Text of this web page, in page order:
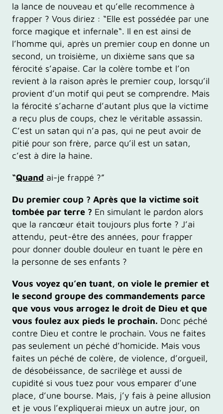
la lance de nouveau et qu’elle recommence à
frapper ? Vous diriez : “Elle est possédée par une
force magique et infernale“. Il en est ainsi de
l’homme qui, après un premier coup en donne un
second, un troisième, un dixième sans que sa
férocité s’apaise. Car la colère tombe et l’on
revient à la raison après le premier coup, lorsqu’il
provient d’un motif qui peut se comprendre. Mais
la férocité s’acharne d’autant plus que la victime
a reçu plus de coups, chez le véritable assassin.
C’est un satan qui n’a pas, qui ne peut avoir de
pitié pour son frère, parce qu’il est un satan,
c’est à dire la haine.
“Quand ai-je frappé ?”
Du premier coup ? Après que la victime soit
tombée par terre ? En simulant le pardon alors
que la rancœur était toujours plus forte ? J’ai
attendu, peut-être des années, pour frapper
pour donner double douleur en tuant le père en
la personne de ses enfants ?
Vous voyez qu’en tuant, on viole le premier et
le second groupe des commandements parce
que vous vous arrogez le droit de Dieu et que
vous foulez aux pieds le prochain. Donc péché
contre Dieu et contre le prochain. Vous ne faites
pas seulement un péché d’homicide. Mais vous
faites un péché de colère, de violence, d’orgueil,
de désobéissance, de sacrilège et aussi de
cupidité si vous tuez pour vous emparer d’une
place, d’une bourse. Mais, j’y fais à peine allusion
et je vous l’expliquerai mieux un autre jour, on